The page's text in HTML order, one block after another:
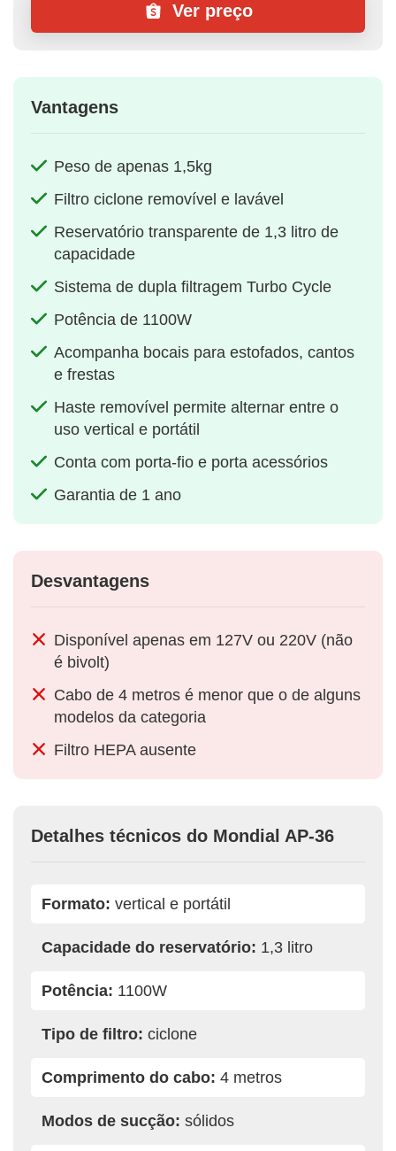
Ver preço
Vantagens
Peso de apenas 1,5kg
Filtro ciclone removível e lavável
Reservatório transparente de 1,3 litro de
capacidade
Sistema de dupla filtragem Turbo Cycle
Potência de 1100W
Acompanha bocais para estofados, cantos
e frestas
Haste removível permite alternar entre o
uso vertical e portátil
Conta com porta-fio e porta acessórios
Garantia de 1 ano
Desvantagens
Disponível apenas em 127V ou 220V (não
é bivolt)
Cabo de 4 metros é menor que o de alguns
modelos da categoria
Filtro HEPA ausente
Detalhes técnicos do Mondial AP-36
Formato: vertical e portátil
Capacidade do reservatório: 1,3 litro
Potência: 1100W
Tipo de filtro: ciclone
Comprimento do cabo: 4 metros
Modos de sucção: sólidos